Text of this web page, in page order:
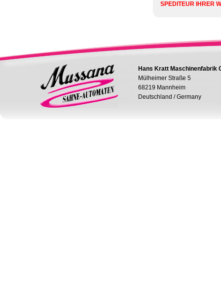
SPEDITEUR IHRER
Hans Kratt Maschinenfabrik
Mülheimer Straße 5
68219 Mannheim
Deutschland / Germany